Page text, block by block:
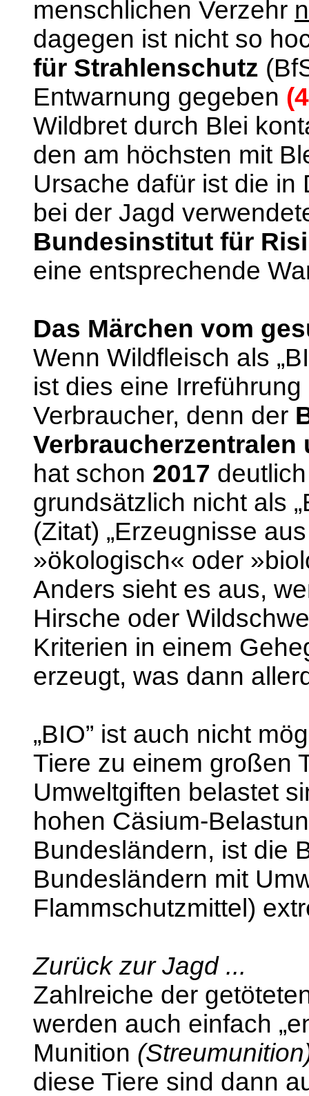
menschlichen Verzehr
dagegen ist nicht so
für Strahlenschutz
Entwarnung gegeben
Wildbret durch Blei
den am höchsten mit
Ursache dafür ist die in
bei der Jagd
Bundesinstitut für
eine entsprechende
Das Märchen vom
Wenn Wildfleisch als
ist dies eine
Verbraucher, denn der
Verbraucherzentralen
hat schon 2017
grundsätzlich nicht als
(Zitat) „Erzeugnisse
»ökologisch« oder
Anders sieht es aus,
Hirsche oder
Kriterien in einem
erzeugt, was dann
„BIO” ist auch nicht
Tiere zu einem großen
Umweltgiften belastet
hohen Cäsium-
Bundesländern, ist die
Bundesländern mit
Flammschutzmittel)
Zurück zur Jagd ...
Zahlreiche der
werden auch einfach
Munition
diese Tiere sind dann